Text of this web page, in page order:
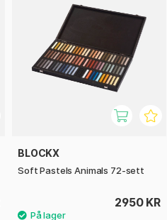
BLOCKX
Soft Pastels Animals 72-sett
2950 KR